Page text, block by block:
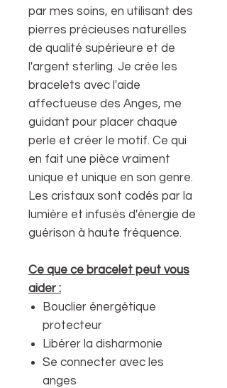
par mes soins, en utilisant des
pierres précieuses naturelles
de qualité supérieure et de
l'argent sterling. Je crée les
bracelets avec l'aide
affectueuse des Anges, me
guidant pour placer chaque
perle et créer le motif. Ce qui
en fait une pièce vraiment
unique et unique en son genre.
Les cristaux sont codés par la
lumière et infusés d'énergie de
guérison à haute fréquence.
Ce que ce bracelet peut vous
aider :
Bouclier énergétique
protecteur
Libérer la disharmonie
Se connecter avec les
anges